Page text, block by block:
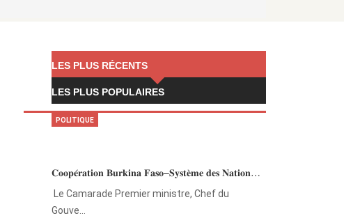
LES PLUS RÉCENTS
LES PLUS POPULAIRES
𝐂𝐨𝐨𝐩𝐞́𝐫𝐚𝐭𝐢𝐨𝐧 𝐁𝐮𝐫𝐤𝐢𝐧𝐚 𝐅𝐚𝐬𝐨–𝐒𝐲𝐬𝐭𝐞̀𝐦𝐞 𝐝𝐞𝐬 𝐍𝐚𝐭𝐢𝐨𝐧…
‎Le Camarade Premier ministre, Chef du
Gouve…
POLITIQUE